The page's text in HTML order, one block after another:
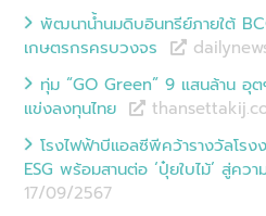
พัฒนาน้ำนมดิบอินทรีย์ภายใต้
เกษตรกรครบวงจร
ทุ่ม “GO Green” 9 แสนล้าน อุ
แข่งลงทุนไทย
โรงไฟฟ้าบีแอลซีพีคว้ารางวัลโร
ESG พร้อมสานต่อ ‘ปุ๋ยใบไม้’ สู่ควา
17/09/2567